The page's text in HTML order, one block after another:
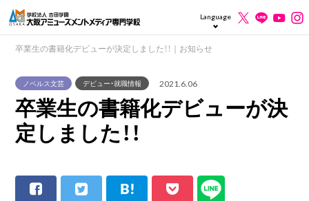
Language
卒業生の書籍化デビューが決定しました！！｜お知らせ
ノベルス文芸 デビュー・就職情報 2021.6.06
卒業生の書籍化デビューが決
定しました！！